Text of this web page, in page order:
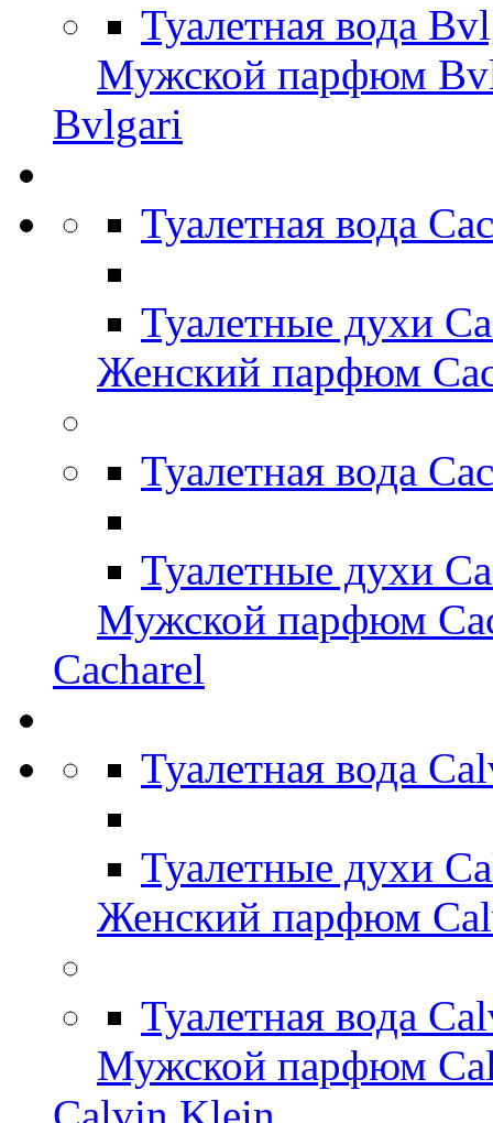
Туалетная вода
Мужской парфюм
Bvlgari
Туалетная вода
Туалетные духи
Женский парфюм
Туалетная вода
Туалетные духи
Мужской парфюм
Cacharel
Туалетная вода
Туалетные духи
Женский парфюм
Туалетная вода
Мужской парфюм